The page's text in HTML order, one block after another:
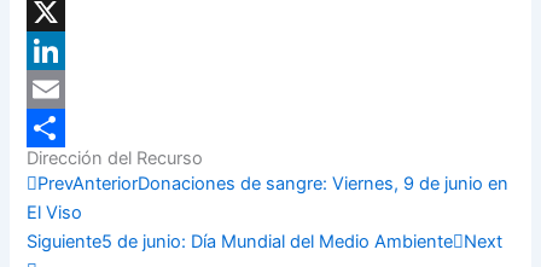
Facebook
X
LinkedIn
Email
Compartir
Dirección del Recurso
PrevAnteriorDonaciones de sangre: Viernes, 9 de junio en
El Viso
Siguiente5 de junio: Día Mundial del Medio Ambiente Next